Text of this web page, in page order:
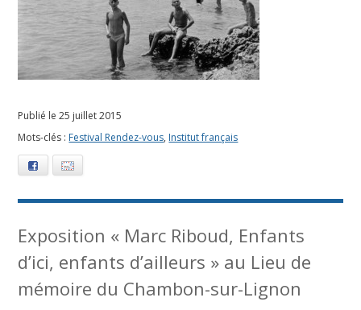
1
5
Publié le 25 juillet 2015
Mots-clés : Festival Rendez-vous, Institut français
Facebook
Exposition « Marc Riboud, Enfants
d’ici, enfants d’ailleurs » au Lieu de
mémoire du Chambon-sur-Lignon